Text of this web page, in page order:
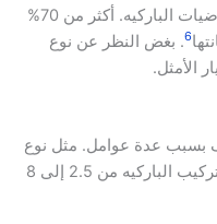
كثير من المنازل في الكويت تركيب أرضيات الباركيه. أكثر من 70%
6. بغض النظر عن نوع
الأمثل.
بسبب عدة عوامل. مثل نوع
الباركيه وطلبها. في المتوسط، تكلف تركيب الباركيه من 2.5 إلى 8